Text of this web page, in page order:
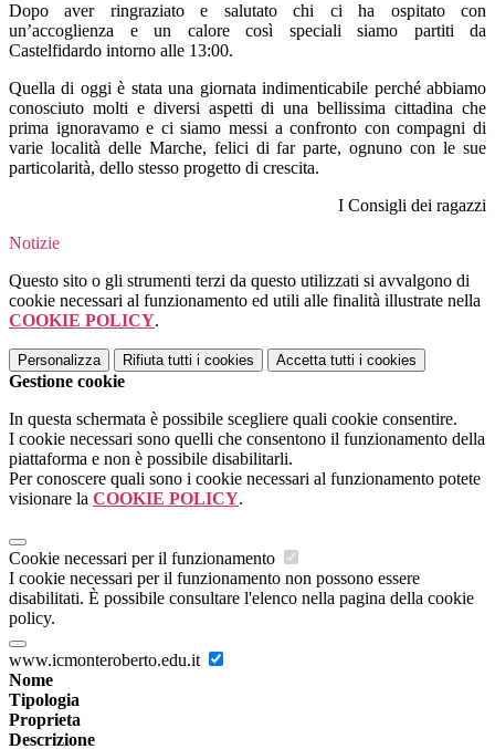
Dopo aver ringraziato e salutato chi ci ha ospitato con
un’accoglienza e un calore così speciali siamo partiti da
Castelfidardo intorno alle 13:00.
Quella di oggi è stata una giornata indimenticabile perché abbiamo
conosciuto molti e diversi aspetti di una bellissima cittadina che
prima ignoravamo e ci siamo messi a confronto con compagni di
varie località delle Marche, felici di far parte, ognuno con le sue
particolarità, dello stesso progetto di crescita.
I Consigli dei ragazzi
Notizie
Questo sito o gli strumenti terzi da questo utilizzati si avvalgono di
cookie necessari al funzionamento ed utili alle finalità illustrate nella
COOKIE POLICY.
Personalizza Rifiuta tutti i cookies Accetta tutti i cookies
Gestione cookie
In questa schermata è possibile scegliere quali cookie consentire.
I cookie necessari sono quelli che consentono il funzionamento della
piattaforma e non è possibile disabilitarli.
Per conoscere quali sono i cookie necessari al funzionamento potete
visionare la COOKIE POLICY.
Cookie necessari per il funzionamento
I cookie necessari per il funzionamento non possono essere
disabilitati. È possibile consultare l'elenco nella pagina della cookie
policy.
www.icmonteroberto.edu.it
Nome
Tipologia
Proprieta
Descrizione